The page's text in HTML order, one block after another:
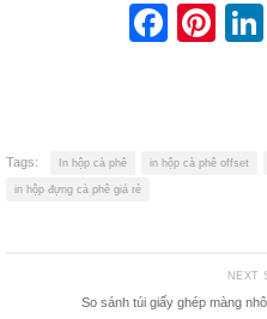
Tags: In hộp cà phê in hộp cà phê offset
in hộp đựng cà phê giá rẻ
NEXT
So sánh túi giấy ghép màng